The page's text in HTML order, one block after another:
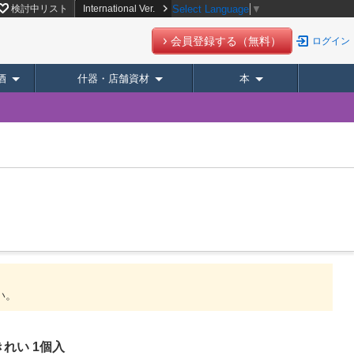
検討中リスト International Ver. Select Language ▼
会員登録する（無料） ログイン
什器・店舗資材 本
い 1個入